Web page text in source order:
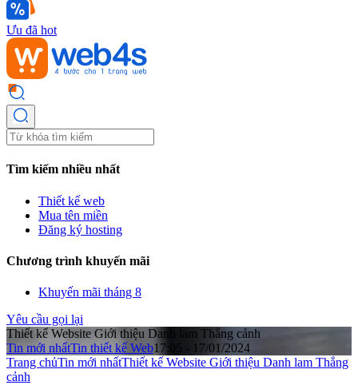
Ưu đã hot
Tìm kiếm nhiều nhất
Thiết kế web
Mua tên miền
Đăng ký hosting
Chương trình khuyến mãi
Khuyến mãi tháng 8
Yêu cầu gọi lại
Thiết kế Website Giới thiệu Danh lam Thắng cảnh
Tin mới nhấtTin thiết kế Web17:05 - 17/01/2024
Trang chủTin mới nhấtThiết kế Website Giới thiệu Danh lam Thắng
cảnh